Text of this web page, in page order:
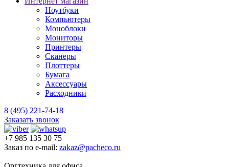
Ноутбуки
Компьютеры
Моноблоки
Мониторы
Принтеры
Сканеры
Плоттеры
Бумага
Аксессуары
Расходники
8 (495) 221-74-18
Заказать звонок
+7 985 135 30 75
Заказ по e-mail: zakaz@pacheco.ru